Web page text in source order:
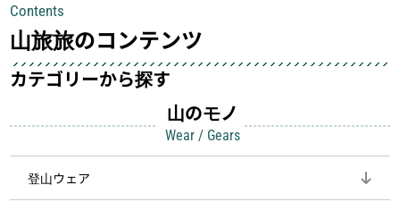
して安全にしてくれます
Contents
山旅旅のコンテンツ
カテゴリーから探す
山のモノ
Wear / Gears
登山ウェア